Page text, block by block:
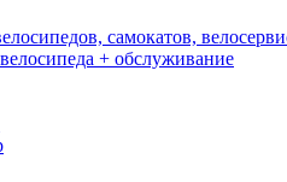
самокатов,
+ обслуживание